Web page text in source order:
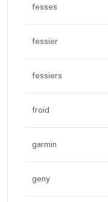
fesses
fessier
fessiers
froid
garmin
geny